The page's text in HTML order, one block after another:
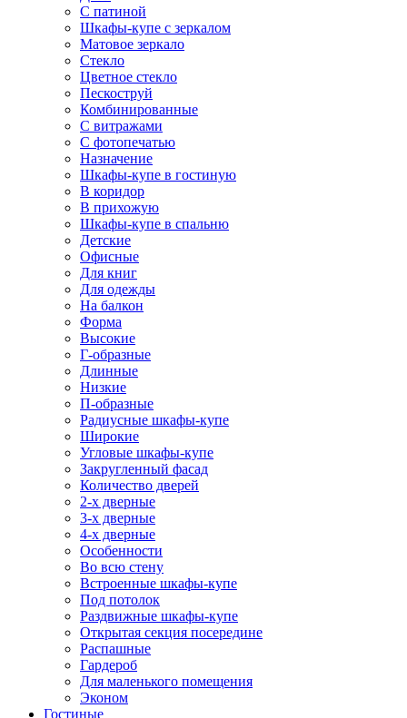
С патиной
Шкафы-купе с зеркалом
Матовое зеркало
Стекло
Цветное стекло
Пескоструй
Комбинированные
С витражами
С фотопечатью
Назначение
Шкафы-купе в гостиную
В коридор
В прихожую
Шкафы-купе в спальню
Детские
Офисные
Для книг
Для одежды
На балкон
Форма
Высокие
Г-образные
Длинные
Низкие
П-образные
Радиусные шкафы-купе
Широкие
Угловые шкафы-купе
Закругленный фасад
Количество дверей
2-х дверные
3-х дверные
4-х дверные
Особенности
Во всю стену
Встроенные шкафы-купе
Под потолок
Раздвижные шкафы-купе
Открытая секция посередине
Распашные
Гардероб
Для маленького помещения
Эконом
Гостиные